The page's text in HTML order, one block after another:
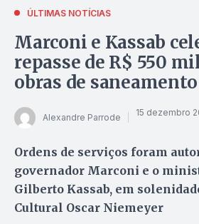
ÚLTIMAS NOTÍCIAS
Marconi e Kassab
repasse de R$ 550
obras de
Alexandre Parrode 15 dezembro
Ordens de serviços foram
governador Marconi e o
Gilberto Kassab, em
Cultural Oscar Niemeyer